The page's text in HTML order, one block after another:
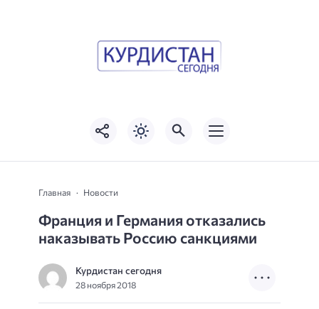
Главная Новости
Франция и Германия отказались
наказывать Россию санкциями
Курдистан сегодня
28 ноября 2018